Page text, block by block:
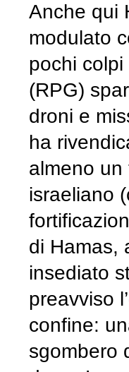
Anche qui
modulato
pochi
(RPG)
droni e
ha
almeno un
israeliano
di Hamas,
insediato
preavviso
confine:
sgombero